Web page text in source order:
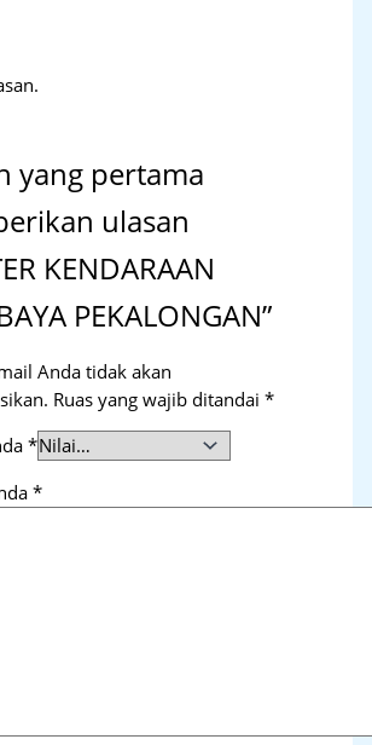
yang pertama
ulasan
KENDARAAN
PEKALONGAN”
Anda tidak akan
Ruas yang wajib ditandai*
*
*